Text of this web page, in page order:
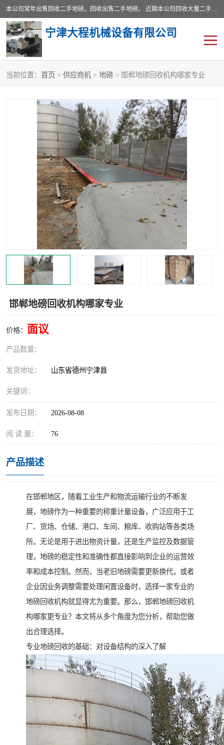
本公司常年出售回收二手地磅，回收出售二手地磅。 近期本公司回收大量二手地磅，型号齐全，宽度从2米到3.5米，长度5米到25米，承重吨位从10到200吨，成色7—9成新。 ? 使用年限6个月至2年，产品来源于个人闲置品，工矿企业停用品，因小换大而来。 精准度和新的一样， 二手地磅是内行人的选择，打个电话就省钱朋友您好等什么
宁津大程机械设备有限公司
当前位置： 首页 > 供应商机 > 地磅 > 邯郸地磅回收机构哪家专业
邯郸地磅回收机构哪家专业
价格： 面议
产品数量：
发货地址： 山东省德州宁津县
关键词：
发布日期： 2026-08-08
阅 读 量： 76
产品描述
在邯郸地区，随着工业生产和物流运输行业的不断发
展，地磅作为一种重要的称重计量设备，广泛应用于工
厂、货场、仓储、港口、车间、粮库、收购站等各类场
所。无论是用于进出物资计量，还是生产监控及数据管
理，地磅的稳定性和准确性都直接影响到企业的运营效
率和成本控制。然而，当老旧地磅需要更新换代，或者
企业因业务调整需要处理闲置设备时，选择一家专业的
地磅回收机构就显得尤为重要。那么，邯郸地磅回收机
构哪家更专业？本文将从多个角度为您分析，帮助您做
出合理选择。
专业地磅回收的基础：对设备结构的深入了解
地磅传感器 废纸打包机
食品烘干机
装载机电子秤 输送机
半自动输送机 全自动输送机
冷却塔 食品螺旋塔
撕碎机 木材撕碎机
塑料撕碎机